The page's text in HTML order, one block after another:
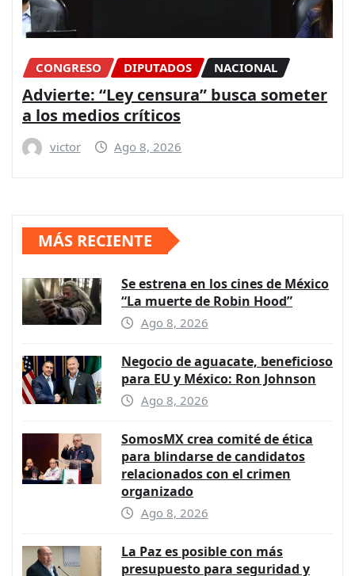
CONGRESO DIPUTADOS NACIONAL
Advierte: “Ley censura” busca someter
a los medios críticos
victor Ago 8, 2026
MÁS RECIENTE
Se estrena en los cines de México
“La muerte de Robin Hood”
Ago 8, 2026
Negocio de aguacate, beneficioso
para EU y México: Ron Johnson
Ago 8, 2026
SomosMX crea comité de ética
para blindarse de candidatos
relacionados con el crimen
organizado
Ago 8, 2026
La Paz es posible con más
presupuesto para seguridad y